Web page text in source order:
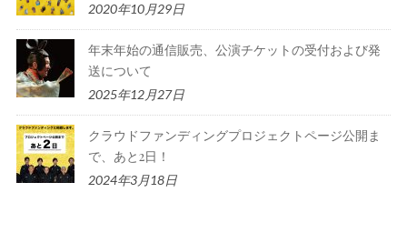
2020年10月29日
年末年始の通信販売、公演チケットの受付および発
送について
2025年12月27日
クラウドファンディングプロジェクトページ公開ま
で、あと2日！
2024年3月18日